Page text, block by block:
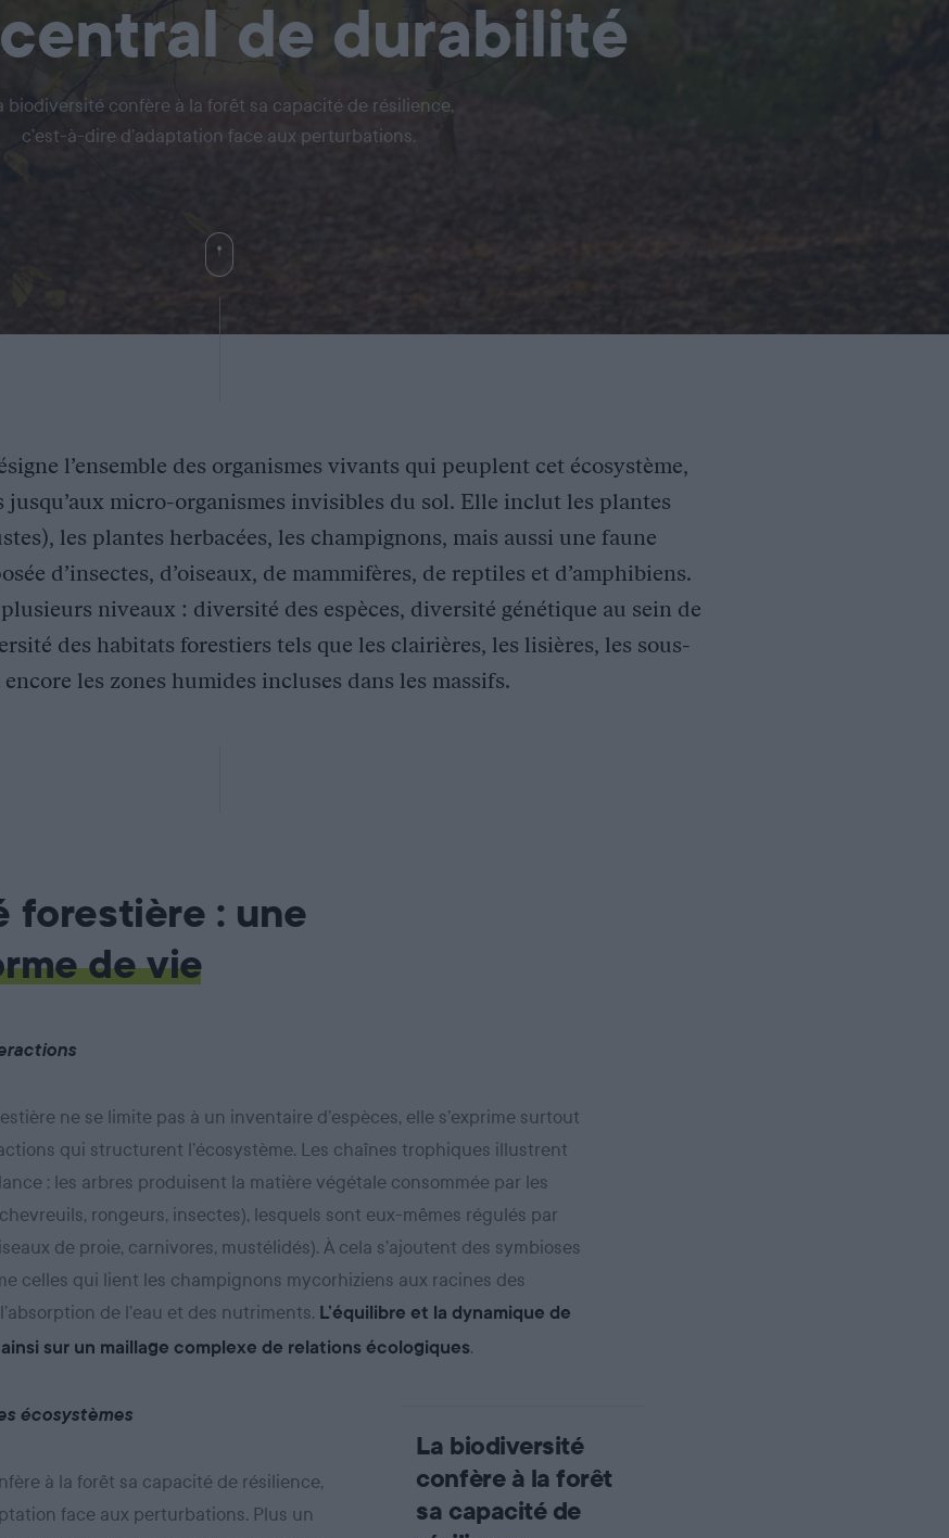
de durabilité
biodiversité confère à la forêt sa capacité de résilience,
c’est-à-dire d’adaptation face aux perturbations.
l’ensemble des organismes vivants qui peuplent cet écosystème,
jusqu’aux micro-organismes invisibles du sol. Elle inclut les plantes
les plantes herbacées, les champignons, mais aussi une faune
d’insectes, d’oiseaux, de mammifères, de reptiles et d’amphibiens.
niveaux : diversité des espèces, diversité génétique au sein de
des habitats forestiers tels que les clairières, les lisières, les sous-
les zones humides incluses dans les massifs.
forestière : une
de vie
ne se limite pas à un inventaire d’espèces, elle s’exprime surtout
qui structurent l’écosystème. Les chaînes trophiques illustrent
: les arbres produisent la matière végétale consommée par les
rongeurs, insectes), lesquels sont eux-mêmes régulés par
de proie, carnivores, mustélidés). À cela s’ajoutent des symbioses
celles qui lient les champignons mycorhiziens aux racines des
de l’eau et des nutriments. L’équilibre et la dynamique de
sur un maillage complexe de relations écologiques.
La biodiversité
confère à la forêt
sa capacité de
écosystèmes
à la forêt sa capacité de résilience,
face aux perturbations. Plus un